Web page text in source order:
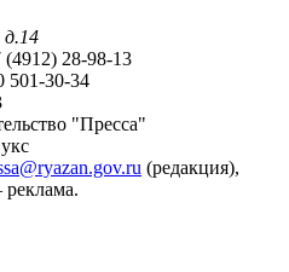
д.14
(4912) 28-98-13
501-30-34
"Пресса"
(редакция),
реклама.